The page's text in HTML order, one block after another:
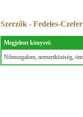
Szerzők - Fedeles-
Megjelent könyvei:
Nőmozgalom, nemzetköziség,